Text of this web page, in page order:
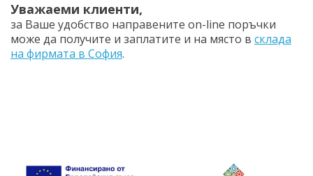
Уважаеми клиенти,
за Ваше удобство направените on-line поръчки
може да получите и заплатите и на място в склада
на фирмата в София.